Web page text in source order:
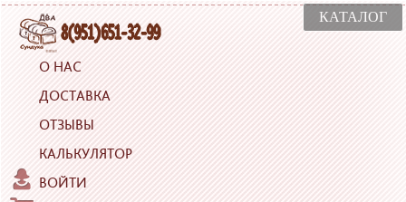
КАТАЛОГ
О НАС
ДОСТАВКА
ОТЗЫВЫ
КАЛЬКУЛЯТОР
ВОЙТИ